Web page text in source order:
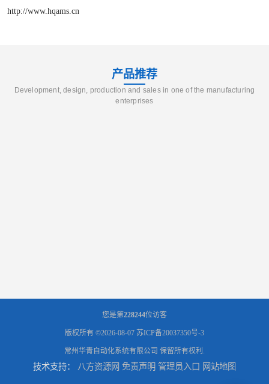
http://www.hqams.cn
产品推荐
Development, design, production and sales in one of the manufacturing
enterprises
您是第228244位访客
版权所有 ©2026-08-07 苏ICP备20037350号-3
常州华青自动化系统有限公司 保留所有权利.
技术支持： 八方资源网 免责声明 管理员入口 网站地图